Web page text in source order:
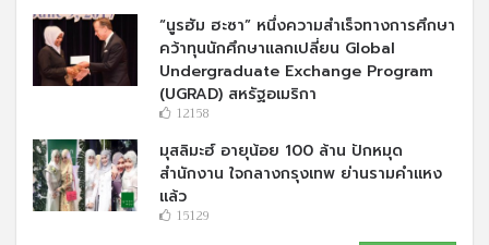
“นูรฮัม ฮะซา” หนึ่งความสำเร็จทางการศึกษา
คว้าทุนนักศึกษาแลกเปลี่ยน Global
Undergraduate Exchange Program
(UGRAD) สหรัฐอเมริกา
12158
มุสลิมะฮ์ อายุน้อย 100 ล้าน ปักหมุด
สำนักงาน ใจกลางกรุงเทพ ย่านรามคำแหง
แล้ว
15129